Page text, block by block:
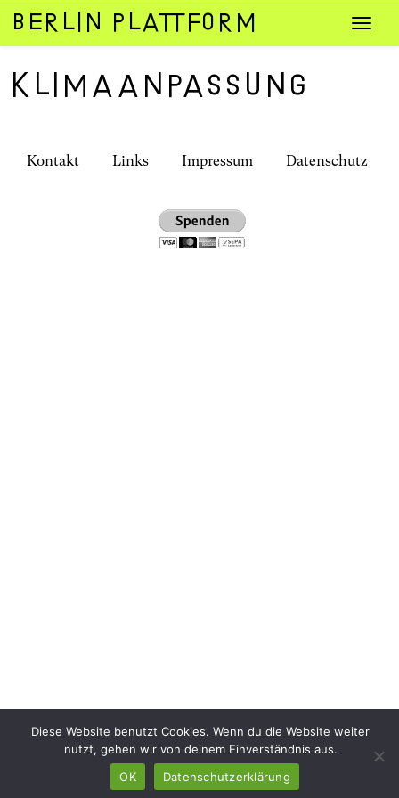
Zum
Inhalt
springen
Klimaanpassung
Kontakt Links Impressum Datenschutz
Diese Website benutzt Cookies. Wenn du die Website weiter
nutzt, gehen wir von deinem Einverständnis aus.
OK
Datenschutzerklärung